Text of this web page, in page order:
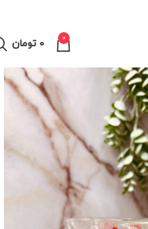
0
0 تومان